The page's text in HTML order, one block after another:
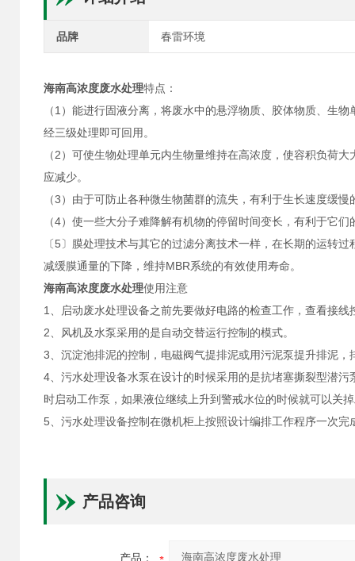
品牌 春雷环境
海南高浓度废水处理特点：
（1）能进行固液分离，将废水中的悬浮物质、胶体物质、生
经三级处理即可回用。
（2）可使生物处理单元内生物量维持在高浓度，使容积负荷
应减少。
（3）由于可防止各种微生物菌群的流失，有利于生长速度缓
（4）使一些大分子难降解有机物的停留时间变长，有利于它们
〔5〕膜处理技术与其它的过滤分离技术一样，在长期的运转
减缓膜通量的下降，维持MBR系统的有效使用寿命。
海南高浓度废水处理使用注意
1、启动废水处理设备之前先要做好电路的检查工作，查看接
2、风机及水泵采用的是自动交替运行控制的模式。
3、沉淀池排泥的控制，电磁阀气提排泥或用污泥泵提升排泥，
4、污水处理设备水泵在设计的时候采用的是抗堵塞撕裂型潜
时启动工作泵，如果液位继续上升到警戒水位的时候就可以关
5、污水处理设备控制在微机柜上按照设计编排工作程序一次
产品咨询
产品：